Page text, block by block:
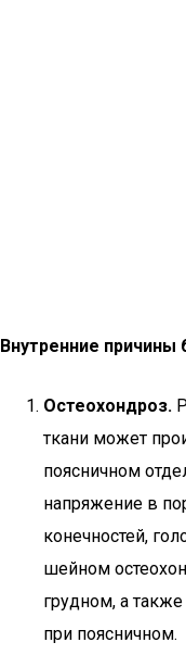
Внутренние причины
Остеохондроз.
ткани может
поясничном
напряжение в
конечностей,
шейном
грудном, а
при поясничном.